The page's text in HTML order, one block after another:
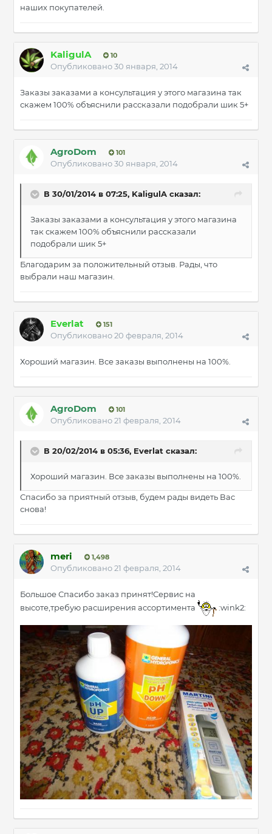
наших покупателей.
KaligulA 10
Опубликовано30 января, 2014
Заказы заказами а консультация у этого магазина так
скажем 100% объяснили рассказали подобрали шик 5+
AgroDom 101
Опубликовано30 января, 2014
В 30/01/2014 в 07:25, KaligulA сказал:
Заказы заказами а консультация у этого магазина
так скажем 100% объяснили рассказали
подобрали шик 5+
Благодарим за положительный отзыв. Рады, что
выбрали наш магазин.
Everlat 151
Опубликовано20 февраля, 2014
Хороший магазин. Все заказы выполнены на 100%.
AgroDom 101
Опубликовано21 февраля, 2014
В 20/02/2014 в 05:36, Everlat сказал:
Хороший магазин. Все заказы выполнены на 100%.
Спасибо за приятный отзыв, будем рады видеть Вас
снова!
meri 1,498
Опубликовано21 февраля, 2014
Большое Спасибо заказ принят!Сервис на
высоте,требую расширения ассортимента
:wink2: